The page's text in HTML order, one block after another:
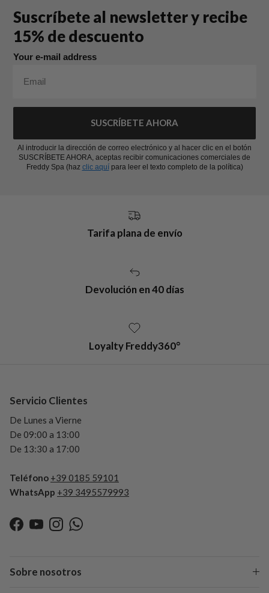
Suscríbete al newsletter y recibe
15% de descuento
Your e-mail address
SUSCRÍBETE AHORA
Al introducir la dirección de correo electrónico y al hacer clic en el botón
SUSCRÍBETE AHORA, aceptas recibir comunicaciones comerciales de
Freddy Spa (haz clic aquípara leer el texto completo de la política)
Tarifa plana de envío
Devolución en 40 días
Loyalty Freddy360°
Servicio Clientes
De Lunes a Vierne
De 09:00 a 13:00
De 13:30 a 17:00
Teléfono +39 0185 59101
WhatsApp +39 3495579993
Facebook
YouTubeInstagramWhatsApp
Sobre nosotros